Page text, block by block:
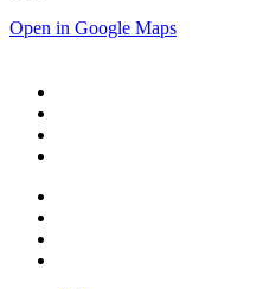
Open in Google Maps